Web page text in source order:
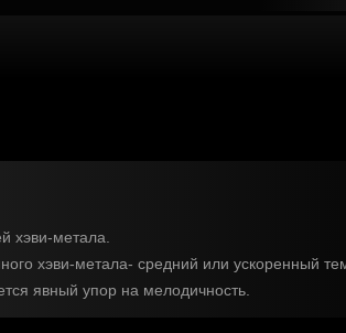
хэви-метала.
хэви-метала- средний или ускоренный
явный упор на мелодичность.